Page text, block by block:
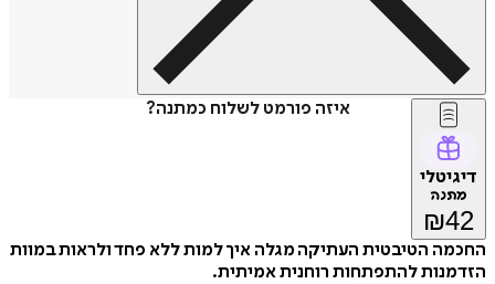
איזה פורמט לשלוח כמתנה?
דיגיטלי
מתנה
₪42
החכמה הטיבטית העתיקה מגלה איך למות ללא פחד ולראות במוות
הזדמנות להתפתחות רוחנית אמיתית.